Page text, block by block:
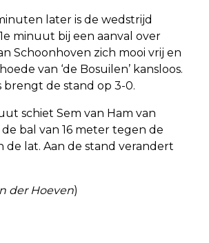
later is de wedstrijd
minuut bij een aanval over
Schoonhoven zich mooi vrij en
van ‘de Bosuilen’ kansloos.
brengt de stand op 3-0.
schiet Sem van Ham van
bal van 16 meter tegen de
de lat. Aan de stand verandert
der Hoeven)